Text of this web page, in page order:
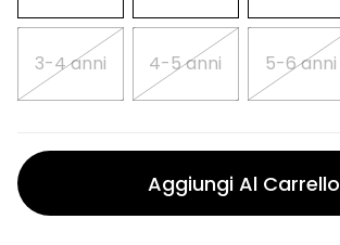
3-4 anni 4-5 anni 5-6 anni
Aggiungi Al Carrello